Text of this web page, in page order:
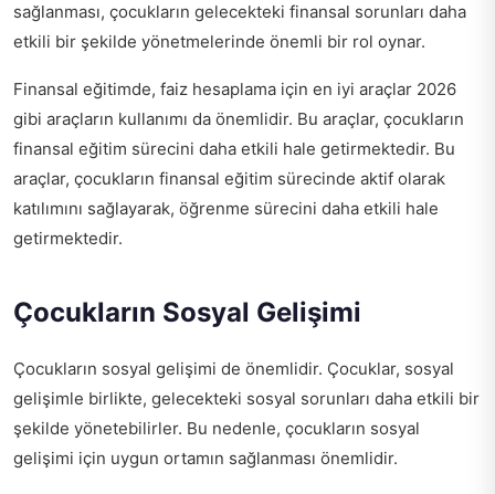
sağlanması, çocukların gelecekteki finansal sorunları daha
etkili bir şekilde yönetmelerinde önemli bir rol oynar.
Finansal eğitimde, faiz hesaplama için en iyi araçlar 2026
gibi araçların kullanımı da önemlidir. Bu araçlar, çocukların
finansal eğitim sürecini daha etkili hale getirmektedir. Bu
araçlar, çocukların finansal eğitim sürecinde aktif olarak
katılımını sağlayarak, öğrenme sürecini daha etkili hale
getirmektedir.
Çocukların Sosyal Gelişimi
Çocukların sosyal gelişimi de önemlidir. Çocuklar, sosyal
gelişimle birlikte, gelecekteki sosyal sorunları daha etkili bir
şekilde yönetebilirler. Bu nedenle, çocukların sosyal
gelişimi için uygun ortamın sağlanması önemlidir.